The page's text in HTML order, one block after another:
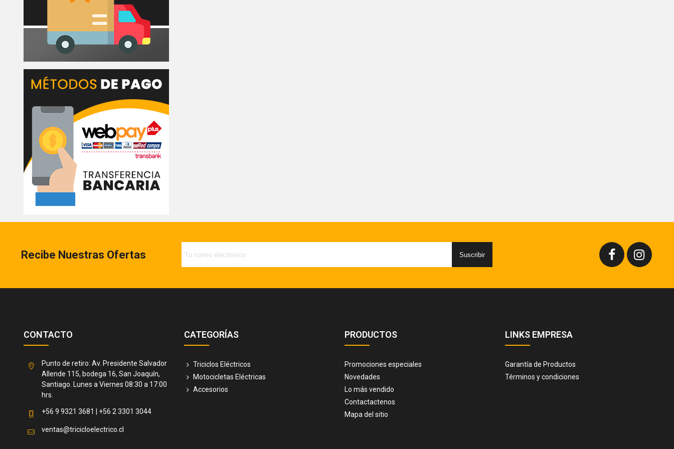
Recibe Nuestras Ofertas Suscribir
CONTACTO
Punto de retiro: Av. Presidente Salvador
Allende 115, bodega 16, San Joaquín,
Santiago. Lunes a Viernes 08:30 a 17:00
hrs.
+56 9 9321 3681 | +56 2 3301 3044
ventas@tricicloelectrico.cl
CATEGORÍAS
Triciclos Eléctricos
Motocicletas Eléctricas
Accesorios
PRODUCTOS
Promociones especiales
Novedades
Lo más vendido
Contactactenos
Mapa del sitio
LINKS EMPRESA
Garantía de Productos
Términos y condiciones